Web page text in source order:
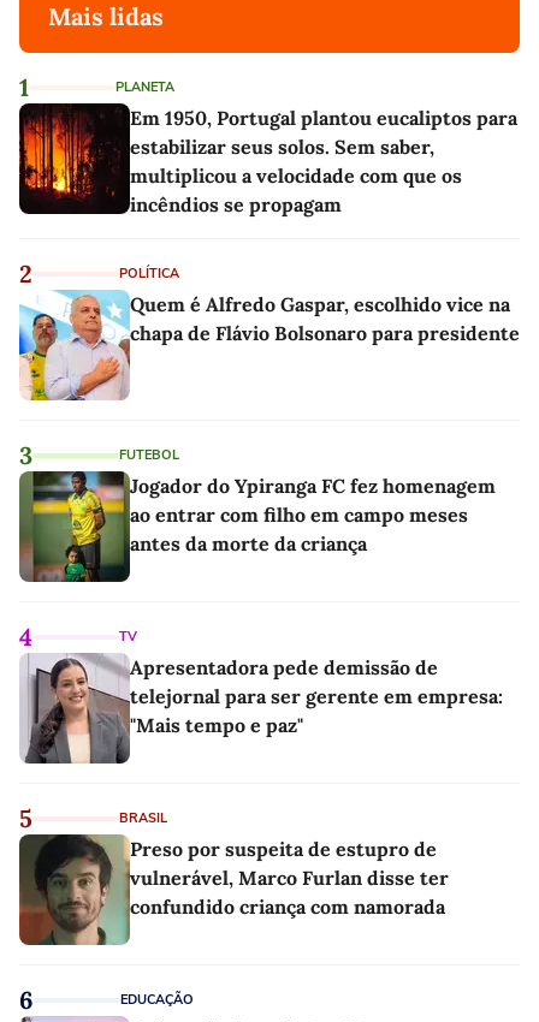
Mais lidas
1 PLANETA
Em 1950, Portugal plantou eucaliptos para
estabilizar seus solos. Sem saber,
multiplicou a velocidade com que os
incêndios se propagam
2 POLÍTICA
Quem é Alfredo Gaspar, escolhido vice na
chapa de Flávio Bolsonaro para presidente
3 FUTEBOL
Jogador do Ypiranga FC fez homenagem
ao entrar com filho em campo meses
antes da morte da criança
4 TV
Apresentadora pede demissão de
telejornal para ser gerente em empresa:
"Mais tempo e paz"
5 BRASIL
Preso por suspeita de estupro de
vulnerável, Marco Furlan disse ter
confundido criança com namorada
6 EDUCAÇÃO